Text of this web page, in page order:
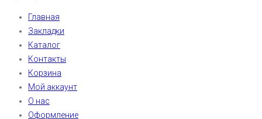
Главная
Закладки
Каталог
Контакты
Корзина
Мой аккаунт
О нас
Оформление